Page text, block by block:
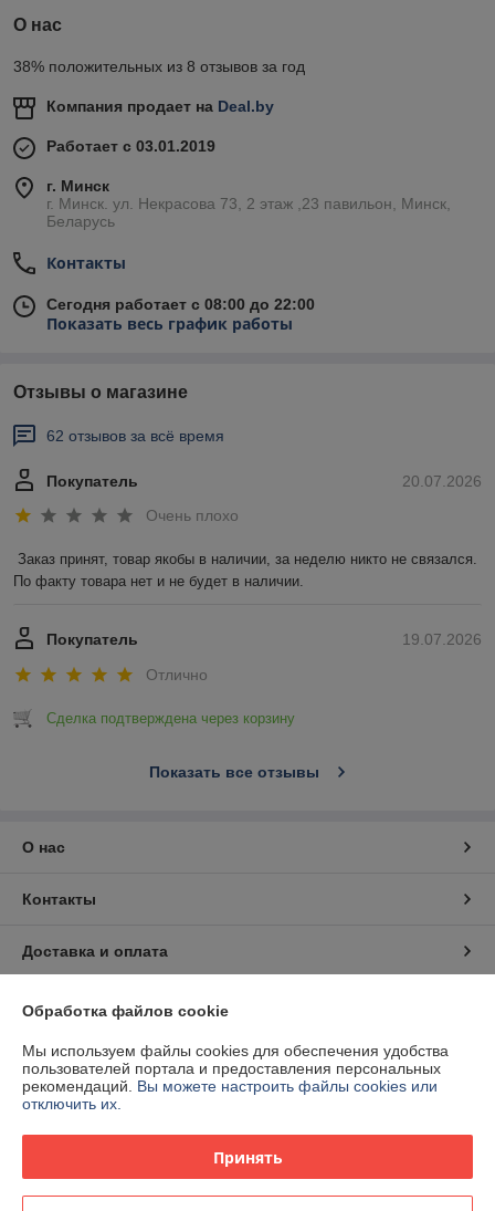
О нас
38% положительных из 8 отзывов за год
Компания продает на Deal.by
Работает с 03.01.2019
г. Минск
г. Минск. ул. Некрасова 73, 2 этаж ,23 павильон, Минск,
Беларусь
Контакты
Сегодня работает с 08:00 до 22:00
Показать весь график работы
Отзывы о магазине
62 отзывов за всё время
20.07.2026
Покупатель
Очень плохо
Заказ принят, товар якобы в наличии, за неделю никто не связался.
По факту товара нет и не будет в наличии.
19.07.2026
Покупатель
Отлично
Сделка подтверждена через корзину
Показать все отзывы
О нас
Контакты
Доставка и оплата
График работы
Полная версия сайта
Политика обработки cookies
Сайт создан на платформе Deal.by
Обработка файлов cookie
Мы используем файлы cookies для обеспечения удобства
пользователей портала и предоставления персональных
рекомендаций. Вы можете настроить файлы cookies или
отключить их.
Принять